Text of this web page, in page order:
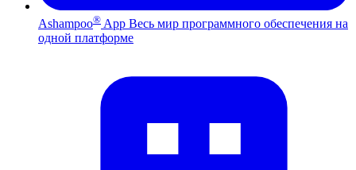
Ashampoo® App Весь мир программного обеспечения на
одной платформе